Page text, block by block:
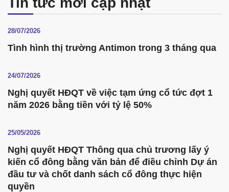
28/07/2026
Tình hình thị trường Antimon trong 3 tháng qua
24/07/2026
Nghị quyết HĐQT về việc tạm ứng cổ tức đợt 1
năm 2026 bằng tiền với tỷ lệ 50%
25/05/2026
Nghị quyết HĐQT Thông qua chủ trương lấy ý
kiến cổ đông bằng văn bản để điều chỉnh Dự án
đầu tư và chốt danh sách cổ đông thực hiện
quyền